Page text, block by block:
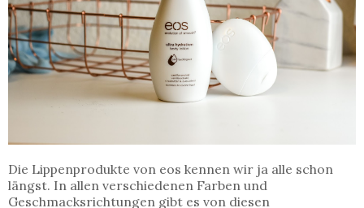
Die Lippenprodukte von eos kennen wir ja alle schon
längst. In allen verschiedenen Farben und
Geschmacksrichtungen gibt es von diesen